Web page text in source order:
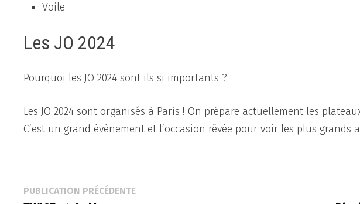
Voile
Les JO 2024
Pourquoi les JO 2024 sont ils si importants ?
Les JO 2024 sont organisés à Paris ! On prépare actuellement les
C’est un grand événement et l’occasion rêvée pour voir les plus grands
Navigation
PUBLICATION PRÉCÉDENTEPublication